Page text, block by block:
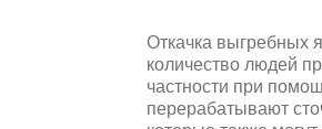
Откачка выгребных
количество людей
частности при
перерабатывают